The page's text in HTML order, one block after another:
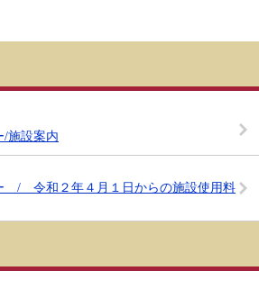
/施設案内
/ 令和２年４月１日からの施設使用料